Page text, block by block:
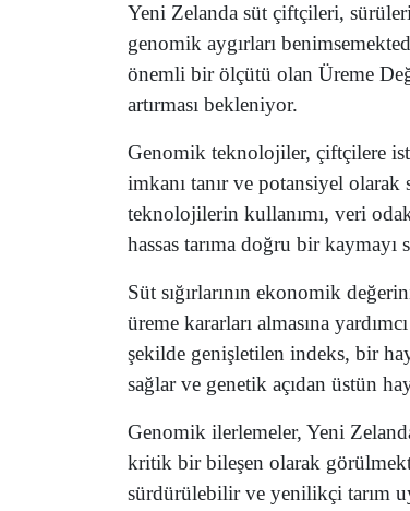
Yeni Zelanda süt çiftçileri,
genomik aygırları
önemli bir ölçütü olan Üreme
artırması bekleniyor.
Genomik teknolojiler, çiftçilere
imkanı tanır ve potansiyel
teknolojilerin kullanımı, veri
hassas tarıma doğru bir kaymayı
Süt sığırlarının ekonomik
üreme kararları almasına
şekilde genişletilen indeks, bir
sağlar ve genetik açıdan üstün
Genomik ilerlemeler, Yeni
kritik bir bileşen olarak
sürdürülebilir ve yenilikçi tarım